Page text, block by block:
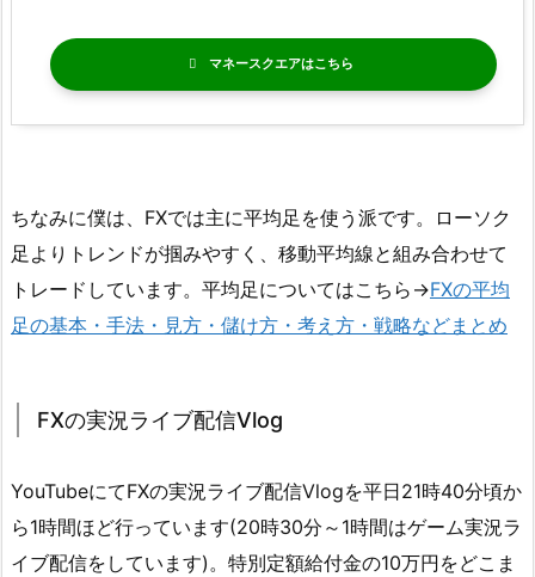
マネースクエア
ちなみに僕は、FXでは主に平均足を使う派です。ローソク
足よりトレンドが掴みやすく、移動平均線と組み合わせて
トレードしています。平均足についてはこちら→FXの平均
足の基本・手法・見方・儲け方・考え方・戦略などまとめ
FXの実況ライブ配信Vlog
YouTubeにてFXの実況ライブ配信Vlogを平日21時40分頃か
ら1時間ほど行っています(20時30分～1時間はゲーム実況ラ
イブ配信をしています)。特別定額給付金の10万円をどこま